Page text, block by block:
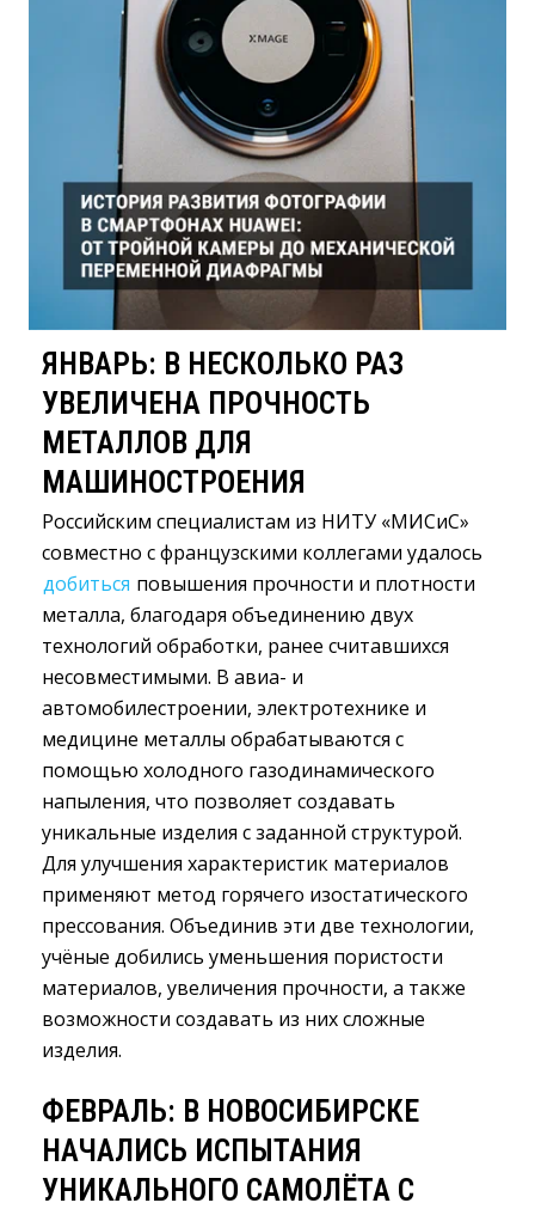
ЯНВАРЬ: В НЕСКОЛЬКО РАЗ
УВЕЛИЧЕНА ПРОЧНОСТЬ
МЕТАЛЛОВ ДЛЯ
МАШИНОСТРОЕНИЯ
Российским специалистам из НИТУ «МИСиС»
совместно с французскими коллегами удалось
добиться повышения прочности и плотности
металла, благодаря объединению двух
технологий обработки, ранее считавшихся
несовместимыми. В авиа- и
автомобилестроении, электротехнике и
медицине металлы обрабатываются с
помощью холодного газодинамического
напыления, что позволяет создавать
уникальные изделия с заданной структурой.
Для улучшения характеристик материалов
применяют метод горячего изостатического
прессования. Объединив эти две технологии,
учёные добились уменьшения пористости
материалов, увеличения прочности, а также
возможности создавать из них сложные
изделия.
ФЕВРАЛЬ: В НОВОСИБИРСКЕ
НАЧАЛИСЬ ИСПЫТАНИЯ
УНИКАЛЬНОГО САМОЛЁТА С